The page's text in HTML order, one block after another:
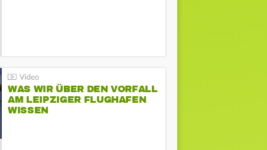
WAS WIR ÜBER DEN VORFALL
AM LEIPZIGER FLUGHAFEN
WISSEN